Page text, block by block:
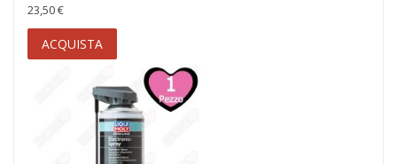
23,50 €
ACQUISTA